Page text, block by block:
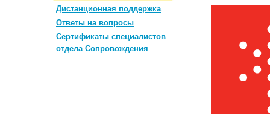
Дистанционная поддержка
Ответы на вопросы
Сертификаты специалистов
отдела Сопровождения